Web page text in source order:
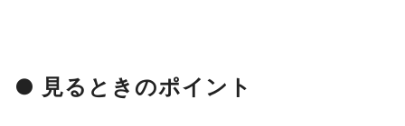
● 見るときのポイント